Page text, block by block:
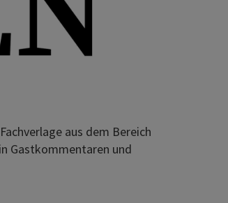
aus dem Bereich
Gastkommentaren und